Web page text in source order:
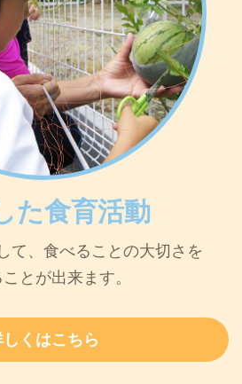
た食育活動
て、食べることの大切さを
とが出来ます。
しくはこちら